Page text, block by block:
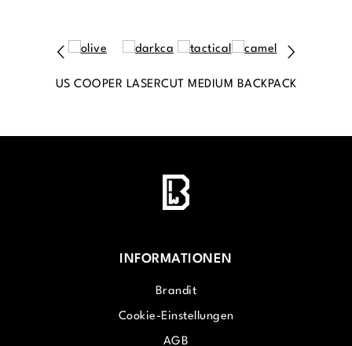
US COOPER LASERCUT MEDIUM BACKPACK
INFORMATIONEN
Brandit
Cookie-Einstellungen
AGB